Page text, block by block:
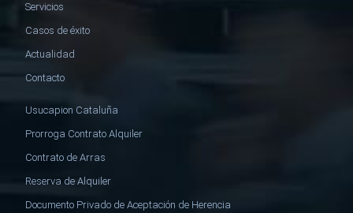
Servicios
Casos de éxito
Actualidad
Contacto
Usucapion Cataluña
Prorroga Contrato Alquiler
Contrato de Arras
Reserva de Alquiler
Documento Privado de Aceptación de Herencia